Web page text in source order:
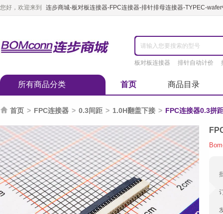
您好，欢迎来到 连步商城-板对板连接器-FPC连接器-排针排母连接器-TYPEC-
板对板连接器 排针自动计价
所有商品分类 首页 商品目录
 首页 > FPC连接器 > 0.3间距 > 1.0H翻盖下接 > FPC连接器0.3拼